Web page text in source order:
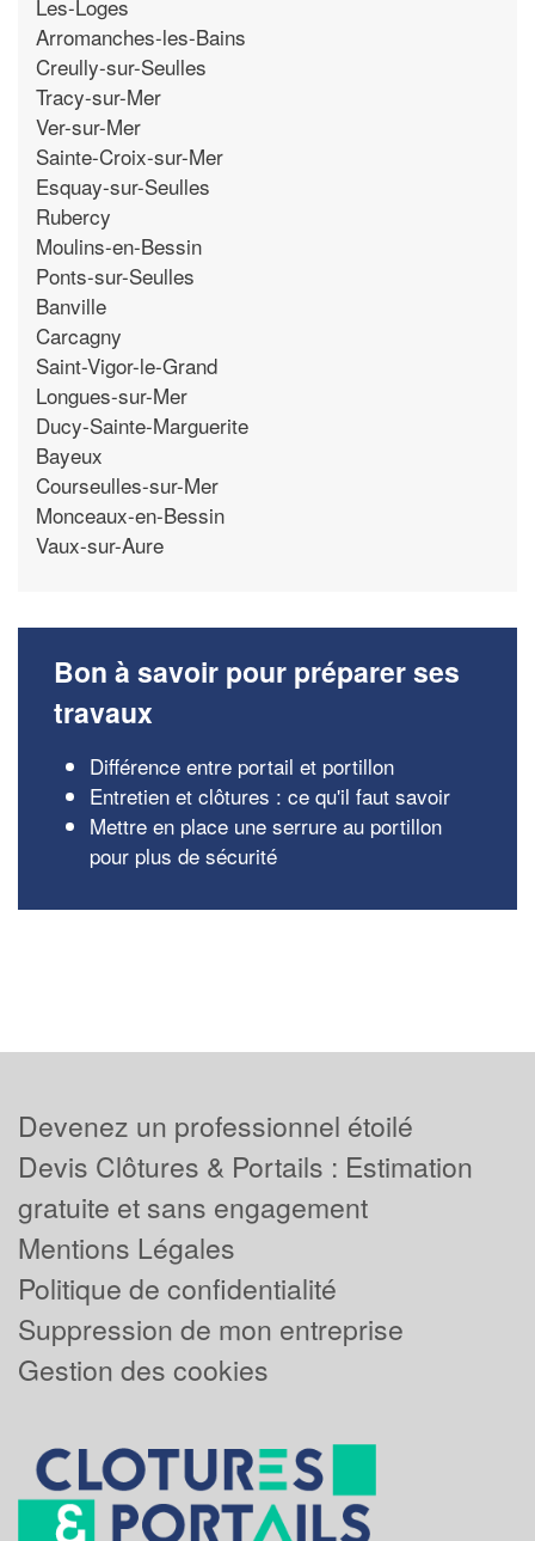
Les-Loges
Arromanches-les-Bains
Creully-sur-Seulles
Tracy-sur-Mer
Ver-sur-Mer
Sainte-Croix-sur-Mer
Esquay-sur-Seulles
Rubercy
Moulins-en-Bessin
Ponts-sur-Seulles
Banville
Carcagny
Saint-Vigor-le-Grand
Longues-sur-Mer
Ducy-Sainte-Marguerite
Bayeux
Courseulles-sur-Mer
Monceaux-en-Bessin
Vaux-sur-Aure
Bon à savoir pour préparer ses
travaux
Différence entre portail et portillon
Entretien et clôtures : ce qu'il faut savoir
Mettre en place une serrure au portillon
pour plus de sécurité
Devenez un professionnel étoilé
Devis Clôtures & Portails : Estimation
gratuite et sans engagement
Mentions Légales
Politique de confidentialité
Suppression de mon entreprise
Gestion des cookies